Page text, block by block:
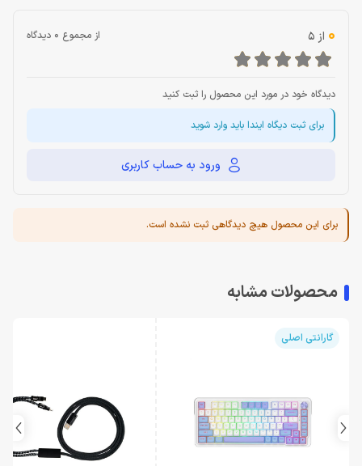
0 از 5 از مجموع 0 دیدگاه
دیدگاه خود در مورد این محصول را ثبت کنید
برای ثبت دیگاه ایندا باید وارد شوید
ورود به حساب کاربری
برای این محصول هیچ دیدگاهی ثبت نشده است.
محصولات مشابه
گارانتی اصلی